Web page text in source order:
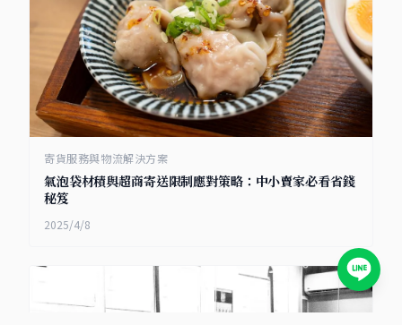
寄貨服務與物流解決方案
氣泡袋材積與超商寄送限制應對策略：中小賣家必看省錢
秘笈
2025/4/8